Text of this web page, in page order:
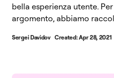
bella esperienza utente.
argomento, abbiamo
Sergei Davidov Created:Apr 28, 2021